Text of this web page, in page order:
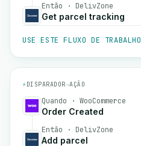
Então · DelivZone
Get parcel tracking
USE ESTE FLUXO DE TRABALHO
⚡ DISPARADOR→AÇÃO
Quando · WooCommerce
Order Created
Então · DelivZone
Add parcel